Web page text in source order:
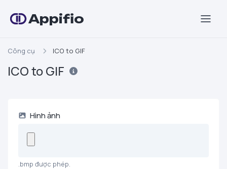
Appifio
Công cụ ICO to GIF
ICO to GIF
Hình ảnh
.bmp được phép.